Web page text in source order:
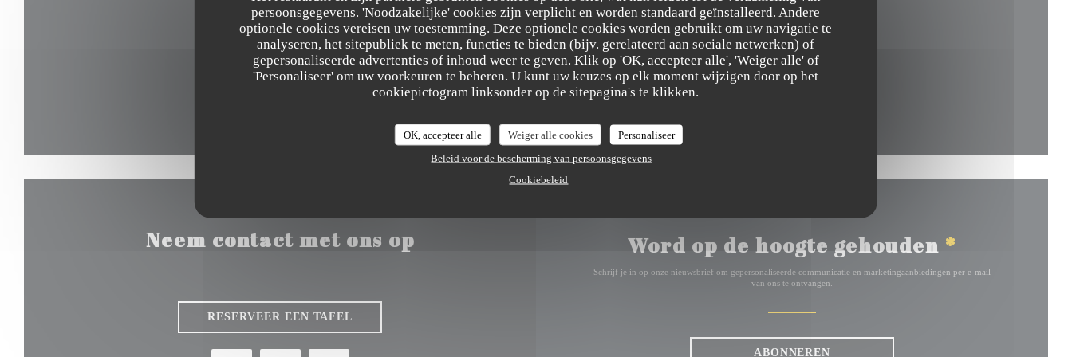
persoonsgegevens. 'Noodzakelijke' cookies zijn verplicht en worden standaard geïnstalleerd. Andere
optionele cookies vereisen uw toestemming. Deze optionele cookies worden gebruikt om uw navigatie te
analyseren, het sitepubliek te meten, functies te bieden (bijv. gerelateerd aan sociale netwerken) of
gepersonaliseerde advertenties of inhoud weer te geven. Klik op 'OK, accepteer alle', 'Weiger alle' of
'Personaliseer' om uw voorkeuren te beheren. U kunt uw keuzes op elk moment wijzigen door op het
cookiepictogram linksonder op de sitepagina's te klikken.
OK, accepteer alle Weiger alle cookies
Personaliseer
Beleid voor de bescherming van persoonsgegevens
Cookiebeleid
35 Place Jean Bart 59140 Dunkerque((opent in een nieuw venster))
03 28 66 55 18
Facebook ((opent in een nieuw venster))
Neem contact met ons op
RESERVEER EEN TAFEL
Word op de hoogte gehouden *
Schrijf je in op onze nieuwsbrief om gepersonaliseerde communicatie en marketingaanbiedingen per e-mail
van ons te ontvangen.
ABONNEREN